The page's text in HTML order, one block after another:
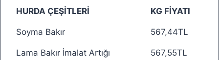
HURDA ÇEŞİTLERİ KG FİYATI
Soyma Bakır 567,44TL
Lama Bakır İmalat Artığı 567,55TL